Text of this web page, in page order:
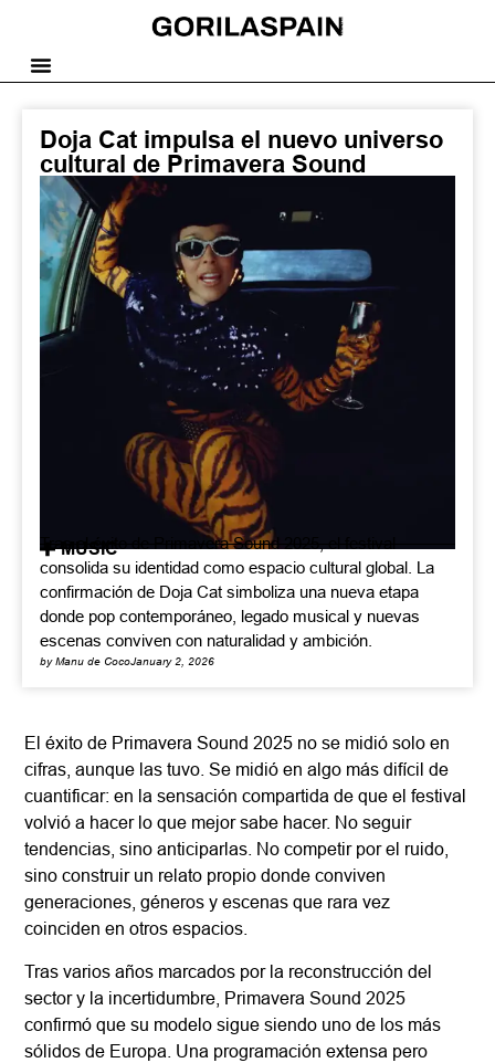
Doja Cat impulsa el nuevo universo
cultural de Primavera Sound
MUSIC
Tras el éxito de Primavera Sound 2025, el festival
consolida su identidad como espacio cultural global. La
confirmación de Doja Cat simboliza una nueva etapa
donde pop contemporáneo, legado musical y nuevas
escenas conviven con naturalidad y ambición.
by Manu de CocoJanuary 2, 2026
El éxito de Primavera Sound 2025 no se midió solo en
cifras, aunque las tuvo. Se midió en algo más difícil de
cuantificar: en la sensación compartida de que el festival
volvió a hacer lo que mejor sabe hacer. No seguir
tendencias, sino anticiparlas. No competir por el ruido,
sino construir un relato propio donde conviven
generaciones, géneros y escenas que rara vez
coinciden en otros espacios.
Tras varios años marcados por la reconstrucción del
sector y la incertidumbre, Primavera Sound 2025
confirmó que su modelo sigue siendo uno de los más
sólidos de Europa. Una programación extensa pero